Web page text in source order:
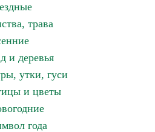
трава
и деревья
утки, гуси
и цветы
года